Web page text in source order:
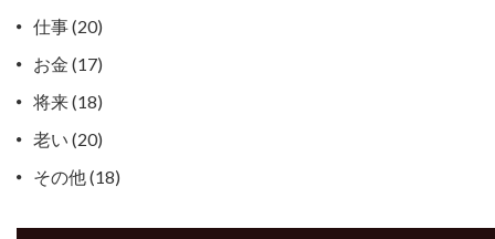
仕事(20)
お金 (17)
将来(18)
老い (20)
その他(18)